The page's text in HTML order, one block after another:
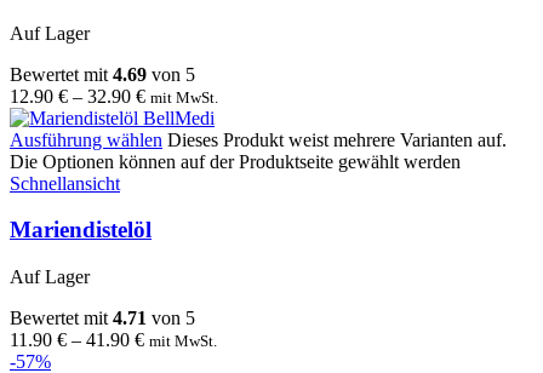
Auf Lager
Bewertet mit 4.69 von 5
12.90 € – 32.90 € mit MwSt.
Ausführung wählen Dieses Produkt weist mehrere Varianten auf.
Die Optionen können auf der Produktseite gewählt werden
Schnellansicht
Mariendistelöl
Auf Lager
Bewertet mit 4.71 von 5
11.90 € – 41.90 € mit MwSt.
-57%